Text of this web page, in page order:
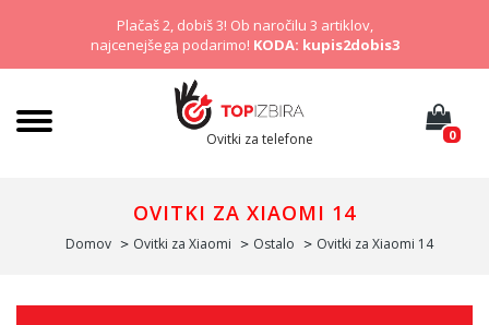
Plačaš 2, dobiš 3! Ob naročilu 3 artiklov,
najcenejšega podarimo! KODA: kupis2dobis3
Ovitki za telefone 0
OVITKI ZA XIAOMI 14
Domov Ovitki za Xiaomi Ostalo Ovitki za Xiaomi 14